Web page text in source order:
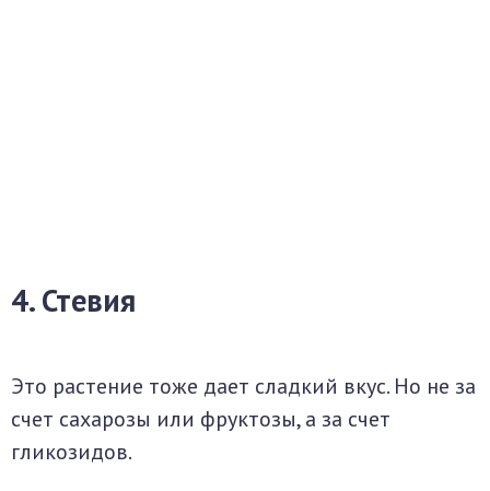
4. Стевия
Это растение тоже дает сладкий вкус. Но не за
счет сахарозы или фруктозы, а за счет
гликозидов.